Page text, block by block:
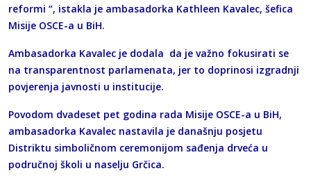
reformi “, istakla je ambasadorka Kathleen Kavalec, šefica
Misije OSCE-a u BiH.
Ambasadorka Kavalec je dodala da je važno fokusirati se
na transparentnost parlamenata, jer to doprinosi izgradnji
povjerenja javnosti u institucije.
Povodom dvadeset pet godina rada Misije OSCE-a u BiH,
ambasadorka Kavalec nastavila je današnju posjetu
Distriktu simboličnom ceremonijom sađenja drveća u
područnoj školi u naselju Grčica.